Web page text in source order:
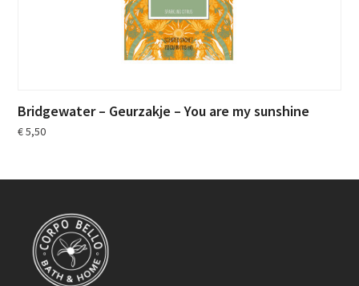
Bridgewater – Geurzakje – You are my sunshine
€5,50